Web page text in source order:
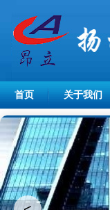
首页 关于我们